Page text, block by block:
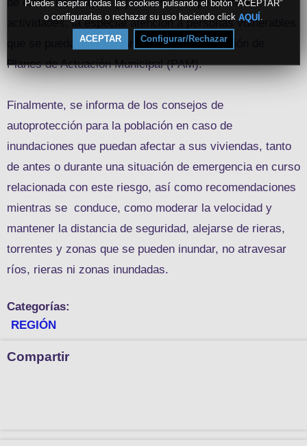
Puedes aceptar todas las cookies pulsando el botón “ACEPTAR”
o configurarlas o rechazar su uso haciendo click AQUÍ .
ACEPTAR Configurar/Rechazar
de cierre de parques y jardines o suspensión de
actividades, la especial atención a personas vulnerables
que se puedan encontrar solas y la elaboración de
Planes de Actuación Municipal (PAM).
Finalmente, se informa de los consejos de
autoprotección para la población en caso de
inundaciones que puedan afectar a sus viviendas, tanto
de antes o durante una situación de emergencia en curso
relacionada con este riesgo, así como recomendaciones
mientras se conduce, como moderar la velocidad y
mantener la distancia de seguridad, alejarse de rieras,
torrentes y zonas que se pueden inundar, no atravesar
ríos, rieras ni zonas inundadas.
Categorías:
REGIÓN
Compartir